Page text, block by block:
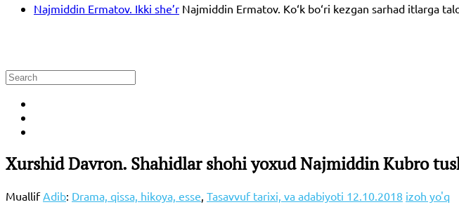
Najmiddin Ermatov. Ikki she’r Najmiddin Ermatov. Ko‘k bo‘ri kezgan sarhad itlarga
Xurshid Davron. Shahidlar shohi yoxud Najmiddin Kubro
Muallif Adib: Drama, qissa, hikoya, esse Tasavvuf tarixi, va adabiyoti 12.10.2018 izoh yo'q